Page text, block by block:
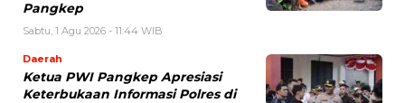
Pangkep
Sabtu, 1 Agu 2026 - 11:44 WIB
Daerah
Ketua PWI Pangkep Apresiasi
Keterbukaan Informasi Polres di